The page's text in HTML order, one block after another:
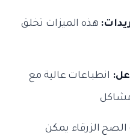
هذه الميزات تخلق
انطباعات عالية مع
الزرقاء يمكن